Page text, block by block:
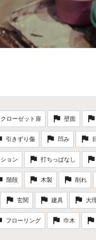
クローゼット扉 壁面
引きずり傷 凹み
ョン 打ちっぱなし
階段 木製 削れ
玄関 建具 大
フローリング 巾木